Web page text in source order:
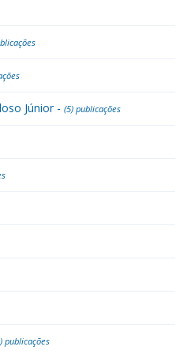
Júnior - (5) publicações
publicações